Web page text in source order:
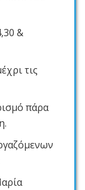
&
τις
πάρα